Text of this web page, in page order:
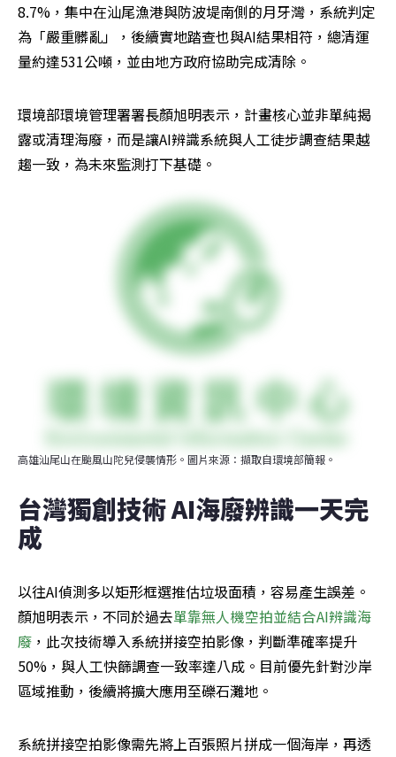
8.7%，集中在汕尾漁港與防波堤南側的月牙灣，系統判定
為「嚴重髒亂」，後續實地踏查也與AI結果相符，總清運
量約達531公噸，並由地方政府協助完成清除。
環境部環境管理署署長顏旭明表示，計畫核心並非單純揭
露或清理海廢，而是讓AI辨識系統與人工徒步調查結果越
趨一致，為未來監測打下基礎。
高雄汕尾山在颱風山陀兒侵襲情形。圖片來源：擷取自環境部簡報。
台灣獨創技術 AI海廢辨識一天完
成
以往AI偵測多以矩形框選推估垃圾面積，容易產生誤差。
顏旭明表示，不同於過去單靠無人機空拍並結合AI辨識海
廢 ，此次技術導入系統拼接空拍影像，判斷準確率提升
50%，與人工快篩調查一致率達八成。目前優先針對沙岸
區域推動，後續將擴大應用至礫石灘地。
系統拼接空拍影像需先將上百張照片拼成一個海岸，再透